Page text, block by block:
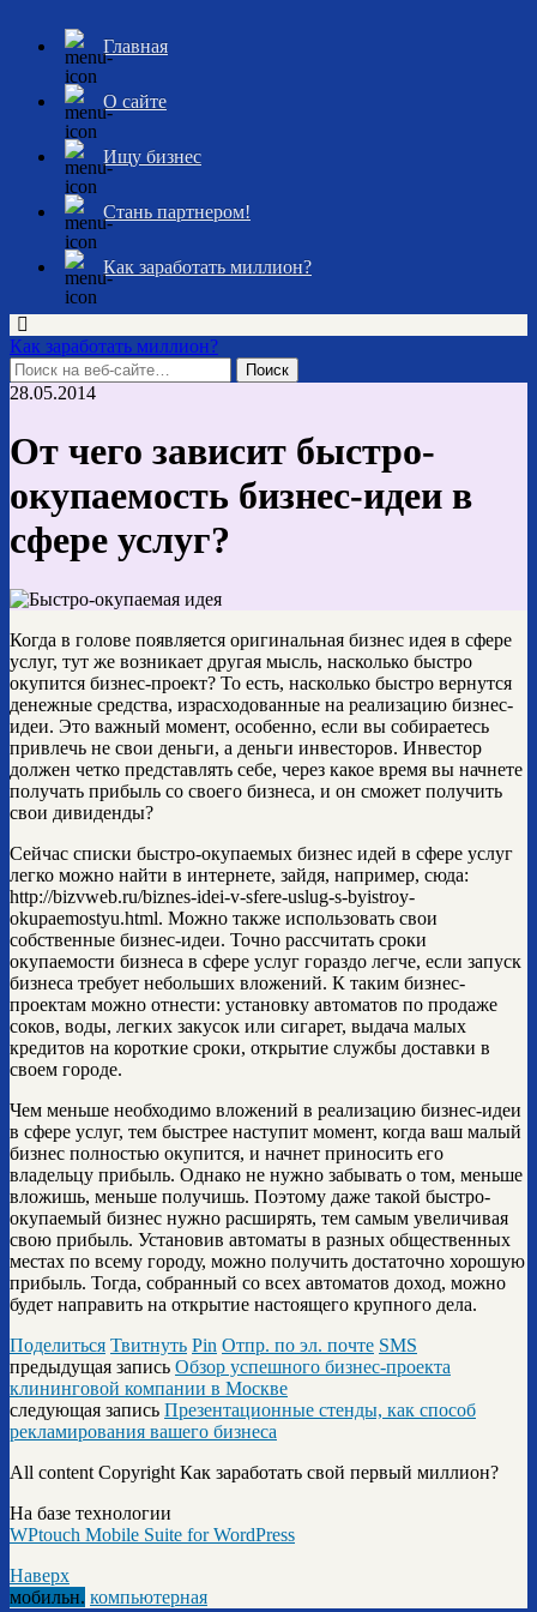
Главная
О сайте
Ищу бизнес
Стань партнером!
Как заработать миллион?
Как заработать миллион?
28.05.2014
От чего зависит быстро-
окупаемость бизнес-идеи в
сфере услуг?
Когда в голове появляется оригинальная бизнес идея в сфере
услуг, тут же возникает другая мысль, насколько быстро
окупится бизнес-проект? То есть, насколько быстро вернутся
денежные средства, израсходованные на реализацию бизнес-
идеи. Это важный момент, особенно, если вы собираетесь
привлечь не свои деньги, а деньги инвесторов. Инвестор
должен четко представлять себе, через какое время вы начнете
получать прибыль со своего бизнеса, и он сможет получить
свои дивиденды?
Сейчас списки быстро-окупаемых бизнес идей в сфере услуг
легко можно найти в интернете, зайдя, например, сюда:
http://bizvweb.ru/biznes-idei-v-sfere-uslug-s-byistroy-
okupaemostyu.html. Можно также использовать свои
собственные бизнес-идеи. Точно рассчитать сроки
окупаемости бизнеса в сфере услуг гораздо легче, если запуск
бизнеса требует небольших вложений. К таким бизнес-
проектам можно отнести: установку автоматов по продаже
соков, воды, легких закусок или сигарет, выдача малых
кредитов на короткие сроки, открытие службы доставки в
своем городе.
Чем меньше необходимо вложений в реализацию бизнес-идеи
в сфере услуг, тем быстрее наступит момент, когда ваш малый
бизнес полностью окупится, и начнет приносить его
владельцу прибыль. Однако не нужно забывать о том, меньше
вложишь, меньше получишь. Поэтому даже такой быстро-
окупаемый бизнес нужно расширять, тем самым увеличивая
свою прибыль. Установив автоматы в разных общественных
местах по всему городу, можно получить достаточно хорошую
прибыль. Тогда, собранный со всех автоматов доход, можно
будет направить на открытие настоящего крупного дела.
Поделиться Твитнуть Pin Отпр. по эл. почте SMS
предыдущая запись Обзор успешного бизнес-проекта
клининговой компании в Москве
следующая запись Презентационные стенды, как способ
рекламирования вашего бизнеса
All content Copyright Как заработать свой первый миллион?
На базе технологии
WPtouch Mobile Suite for WordPress
Наверх
мобильн. компьютерная